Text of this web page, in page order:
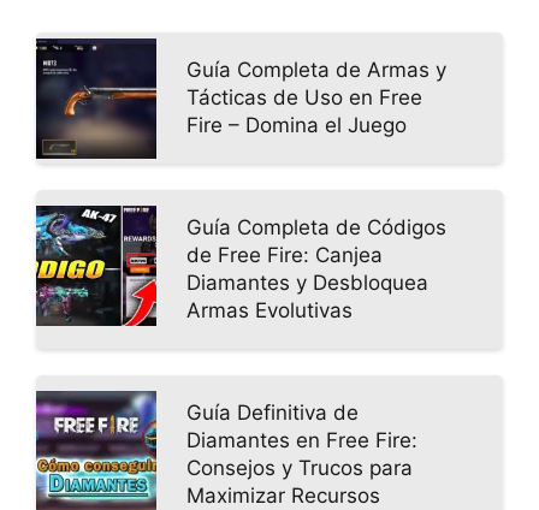
Guía Completa de Armas y
Tácticas de Uso en Free
Fire – Domina el Juego
Guía Completa de Códigos
de Free Fire: Canjea
Diamantes y Desbloquea
Armas Evolutivas
Guía Definitiva de
Diamantes en Free Fire:
Consejos y Trucos para
Maximizar Recursos